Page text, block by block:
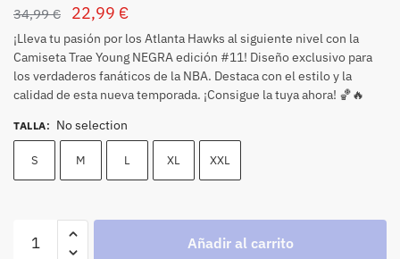
34,99€ 22,99 €
¡Lleva tu pasión por los Atlanta Hawks al siguiente nivel con la
Camiseta Trae Young NEGRA edición #11! Diseño exclusivo para
los verdaderos fanáticos de la NBA. Destaca con el estilo y la
calidad de esta nueva temporada. ¡Consigue la tuya ahora! 🏀🔥
TALLA: No selection
S M L XL XXL
Añadir al carrito